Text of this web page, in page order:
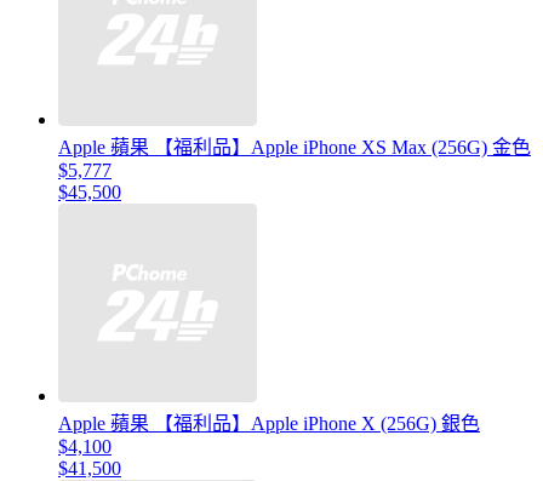
Apple 蘋果 【福利品】Apple iPhone XS Max (256G) 金色
$5,777
$45,500
Apple 蘋果 【福利品】Apple iPhone X (256G) 銀色
$4,100
$41,500